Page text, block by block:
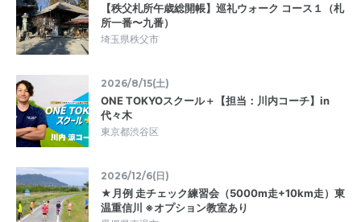
【秩父札所午歳総開帳】巡礼ウォーク コース１（札
所一番〜九番）
埼玉県秩父市
2026/8/15(土)
ONE TOKYOスクール＋【担当：川内コーチ】in
代々木
東京都渋谷区
2026/12/6(日)
★月例 走チェック練習会（5000m走+10km走）東
温重信川 ※オプション教室あり